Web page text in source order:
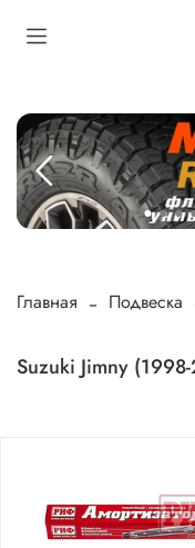
Главная Подвеска
Suzuki Jimny